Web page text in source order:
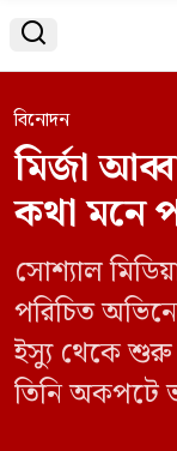

বিনোদন
মির্জা
কথা মনে
সোশ্যাল
পরিচিত
ইস্যু থেকে
তিনি অকপটে